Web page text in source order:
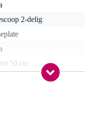
2-delig
50 cm